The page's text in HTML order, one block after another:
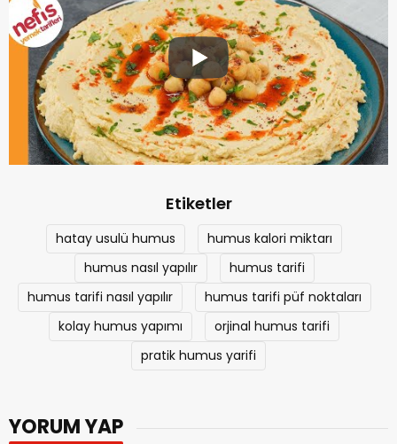
Etiketler
hatay usulü humus
humus kalori miktarı
humus nasıl yapılır
humus tarifi
humus tarifi nasıl yapılır
humus tarifi püf noktaları
kolay humus yapımı
orjinal humus tarifi
pratik humus yarifi
YORUM YAP